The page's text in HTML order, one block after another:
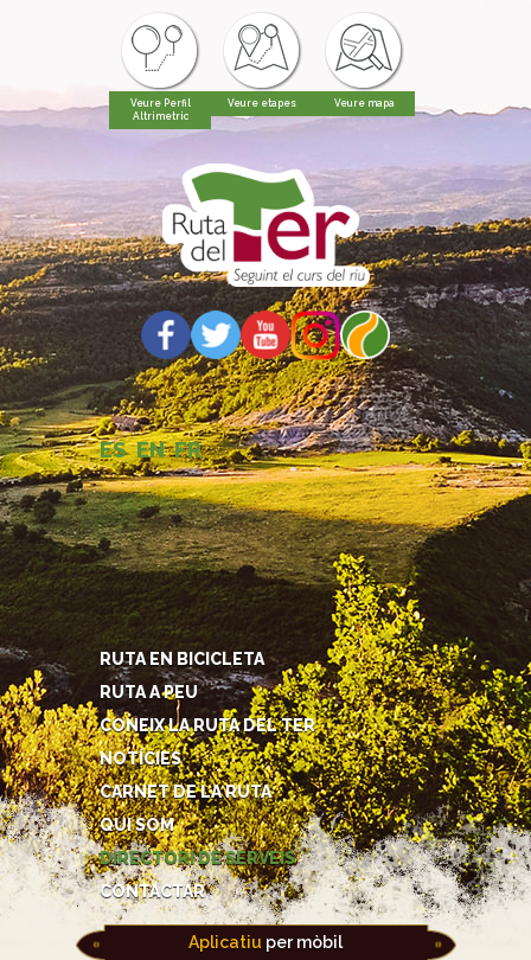
Veure Perfil
Altrimetric
Veure etapes Veure mapa
ES EN FR
RUTA EN BICICLETA
RUTA A PEU
CONEIX LA RUTA DEL TER
NOTÍCIES
CARNET DE LA RUTA
QUI SOM
DIRECTORI DE SERVEIS
CONTACTAR
Aplicatiu per mòbil